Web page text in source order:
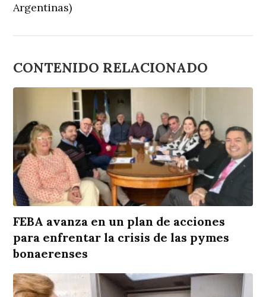
Argentinas)
CONTENIDO RELACIONADO
FEBA avanza en un plan de acciones
para enfrentar la crisis de las pymes
bonaerenses